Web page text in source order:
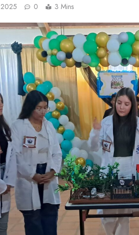
2025 0 3 Mins